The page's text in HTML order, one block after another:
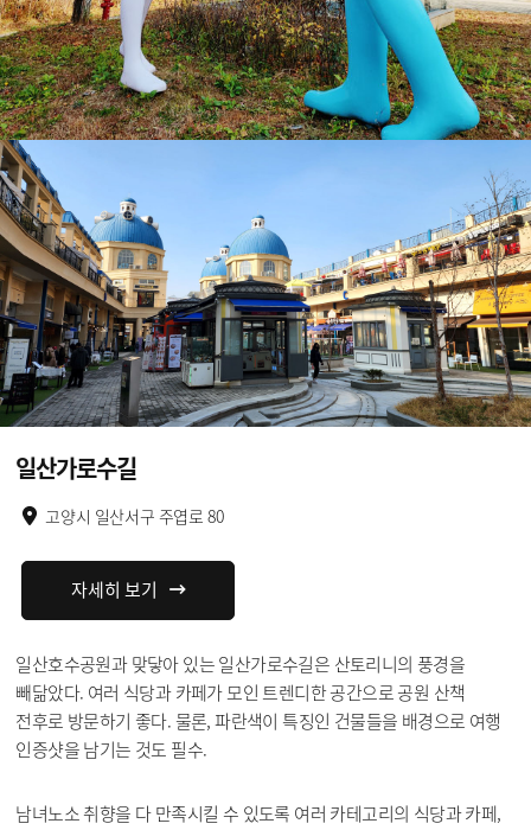
일산가로수길
고양시 일산서구 주엽로 80
자세히 보기
일산호수공원과 맞닿아 있는 일산가로수길은 산토리니의 풍경을
빼닮았다. 여러 식당과 카페가 모인 트렌디한 공간으로 공원 산책
전후로 방문하기 좋다. 물론, 파란색이 특징인 건물들을 배경으로 여행
인증샷을 남기는 것도 필수.
남녀노소 취향을 다 만족시킬 수 있도록 여러 카테고리의 식당과 카페,